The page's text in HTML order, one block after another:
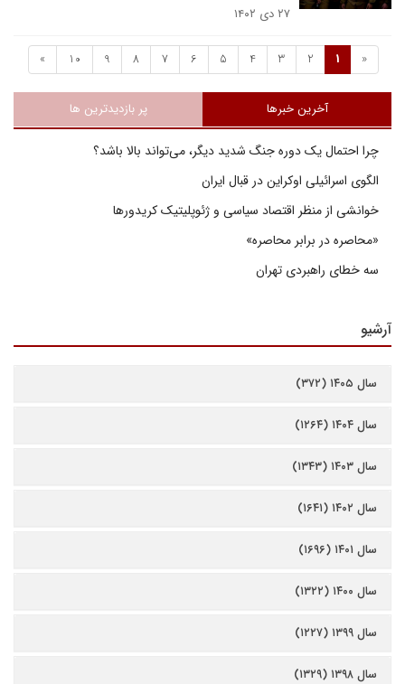
۲۷ دی ۱۴۰۲
«
1
2
3
4
5
6
7
8
9
10
»
آخرین خبرها پر بازدیدترین ها
چرا احتمال یک دوره جنگ شدید دیگر، می‌تواند بالا باشد؟
الگوی اسرائیلی اوکراین در قبال ایران
خوانشی از منظر اقتصاد سیاسی و ژئوپلیتیک کریدورها
«محاصره در برابر محاصره»
سه خطای راهبردی تهران
آرشیو
سال ۱۴۰۵ (۳۷۲)
سال ۱۴۰۴ (۱۲۶۴)
سال ۱۴۰۳ (۱۳۴۳)
سال ۱۴۰۲ (۱۶۴۱)
سال ۱۴۰۱ (۱۶۹۶)
سال ۱۴۰۰ (۱۳۲۲)
سال ۱۳۹۹ (۱۲۲۷)
سال ۱۳۹۸ (۱۳۲۹)